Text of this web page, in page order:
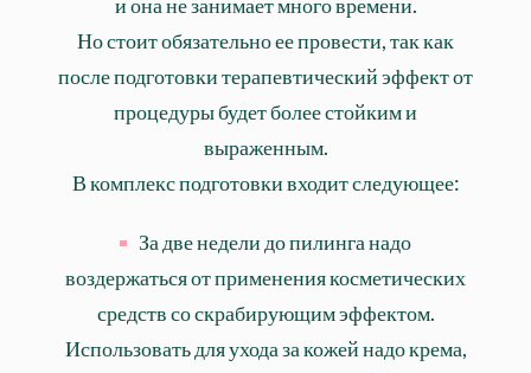
Но стоит обязательно ее провести, так как
после подготовки терапевтический эффект от
процедуры будет более стойким и
выраженным.
В комплекс подготовки входит следующее:
За две недели до пилинга надо
воздержаться от применения косметических
средств со скрабирующим эффектом.
Использовать для ухода за кожей надо крема,